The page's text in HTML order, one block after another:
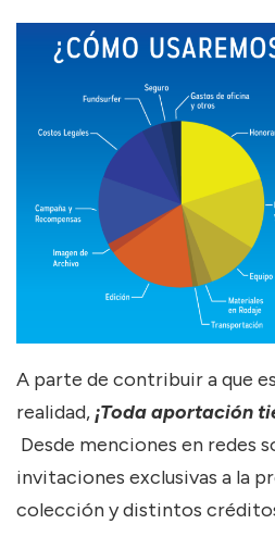
A parte de contribuir a que
realidad, ¡Toda aportación
Desde menciones en redes
invitaciones exclusivas a la
colección y distintos